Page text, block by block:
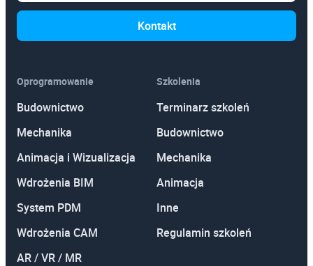
Kontakt
Oprogramowanie
Budownictwo
Mechanika
Animacja i Wizualizacja
Wdrożenia BIM
System PDM
Wdrożenia CAM
AR / VR / MR
Szkolenia
Terminarz szkoleń
Budownictwo
Mechanika
Animacja
Inne
Regulamin szkoleń